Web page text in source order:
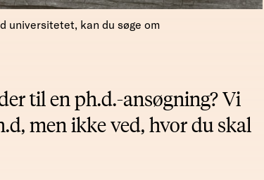
universitetet, kan du søge om
til en ph.d.-ansøgning? Vi
men ikke ved, hvor du skal